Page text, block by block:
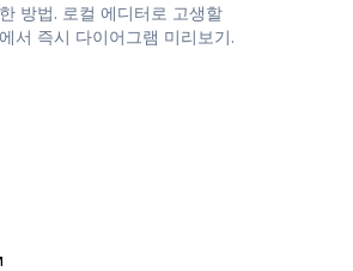
방법. 로컬 에디터로 고생할
서 즉시 다이어그램 미리보기.